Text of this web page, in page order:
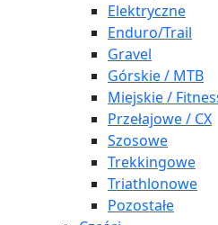
Elektryczne
Enduro/Trail
Gravel
Górskie / MTB
Miejskie /
Przełajowe / CX
Szosowe
Trekkingowe
Triathlonowe
Pozostałe